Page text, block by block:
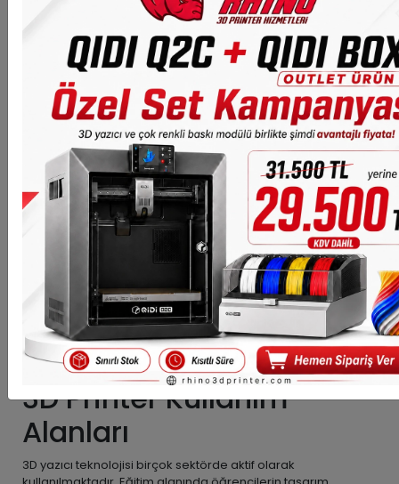
3D yazıcı, dijital ortamda tasarlanan üç boyutlu modelleri
katman katman üretmeye yarayan bir üretim teknolojisidir.
Bu cihazlar, filament veya reçine gibi malzemeleri kullanarak
fiziksel nesneler oluşturur. Geleneksel üretim yöntemlerinden
farklı olarak, daha az malzeme israfı ile hızlı ve esnek üretim
imkanı sağlar.
3D Printer Çeşitleri ve
Modelleri
, kullanım amacına göre farklı kategorilere
ayrılır. Başlangıç seviyesindeki kullanıcılar için daha basit ve
uygun fiyatlı modeller bulunurken, profesyonel kullanıcılar için
yüksek hassasiyet sunan gelişmiş cihazlar tercih
edilmektedir.
FDM (filament bazlı) yazıcılaren yaygın
modeller arasında yer alırken,SLA/reçine yazıcılar
daha
detaylı baskılar sunar.
3D Printer Kullanım
Alanları
3D yazıcı teknolojisi birçok sektörde aktif olarak